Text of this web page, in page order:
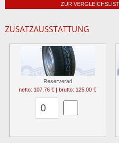
ZUR
ZUSATZAUSSTATTUNG
Reserverad
netto: 107.76 € | brutto: 125.00 €